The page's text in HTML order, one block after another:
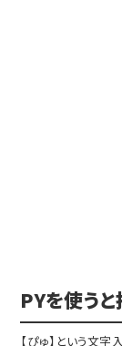
PYを使う
【ぴゅ】という文